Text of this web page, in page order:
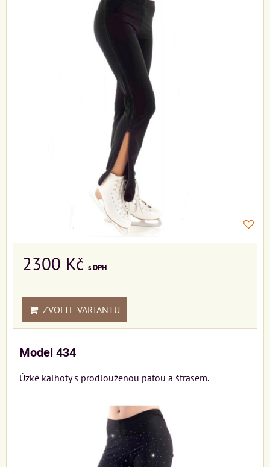
2300 Kč s DPH
ZVOLTE VARIANTU
Model 434
Úzké kalhoty s prodlouženou patou a štrasem.